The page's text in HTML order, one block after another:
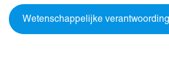
Wetenschappelijke verantwoording